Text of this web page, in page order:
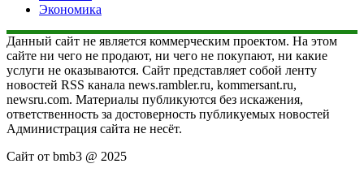
Экономика
Данный сайт не является коммерческим проектом. На этом
сайте ни чего не продают, ни чего не покупают, ни какие
услуги не оказываются. Сайт представляет собой ленту
новостей RSS канала news.rambler.ru, kommersant.ru,
newsru.com. Материалы публикуются без искажения,
ответственность за достоверность публикуемых новостей
Администрация сайта не несёт.
Сайт от bmb3 @ 2025